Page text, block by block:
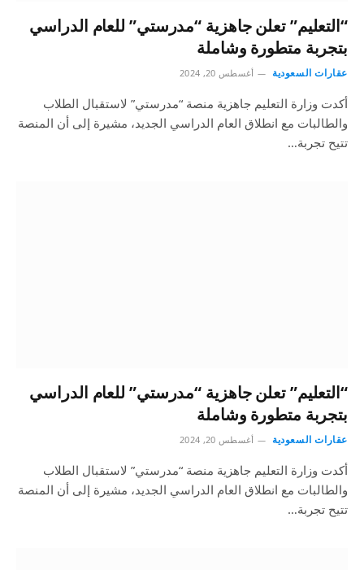
“التعليم” تعلن جاهزية “مدرستي” للعام الدراسي
بتجربة متطورة وشاملة
عقارات السعودية أغسطس 20, 2024
أكدت وزارة التعليم جاهزية منصة “مدرستي” لاستقبال الطلاب
والطالبات مع انطلاق العام الدراسي الجديد، مشيرة إلى أن المنصة
تتيح تجربة…
“التعليم” تعلن جاهزية “مدرستي” للعام الدراسي
بتجربة متطورة وشاملة
عقارات السعودية أغسطس 20, 2024
أكدت وزارة التعليم جاهزية منصة “مدرستي” لاستقبال الطلاب
والطالبات مع انطلاق العام الدراسي الجديد، مشيرة إلى أن المنصة
تتيح تجربة…